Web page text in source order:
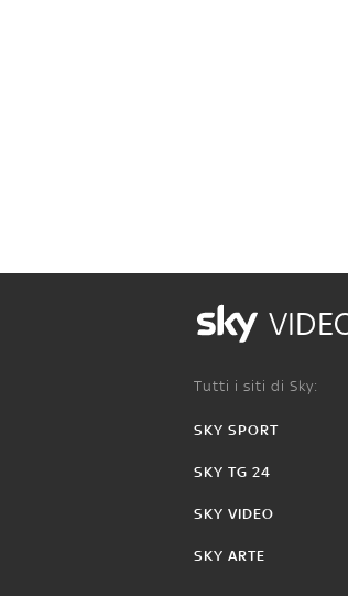
Tutti i siti di Sky:
SKY SPORT
SKY TG 24
SKY VIDEO
SKY ARTE